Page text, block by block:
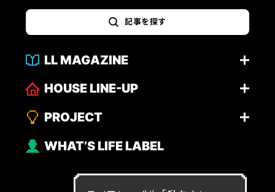
記事を探す
LL MAGAZINE
HOUSE LINE-UP
PROJECT
WHAT’S LIFE LABEL